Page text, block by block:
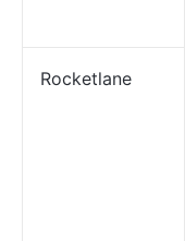
Rocketlane